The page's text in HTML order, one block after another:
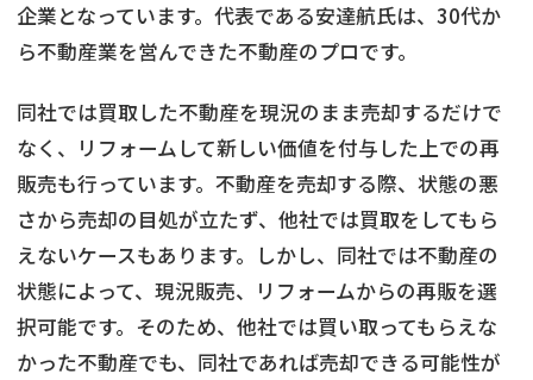
企業となっています。代表である安達航氏は、30代か
ら不動産業を営んできた不動産のプロです。
同社では買取した不動産を現況のまま売却するだけで
なく、リフォームして新しい価値を付与した上での再
販売も行っています。不動産を売却する際、状態の悪
さから売却の目処が立たず、他社では買取をしてもら
えないケースもあります。しかし、同社では不動産の
状態によって、現況販売、リフォームからの再販を選
択可能です。そのため、他社では買い取ってもらえな
かった不動産でも、同社であれば売却できる可能性が